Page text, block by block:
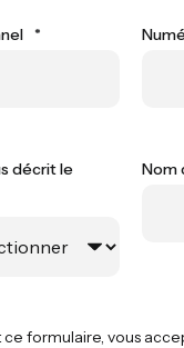
*
décrit le
Nom
formulaire, vous